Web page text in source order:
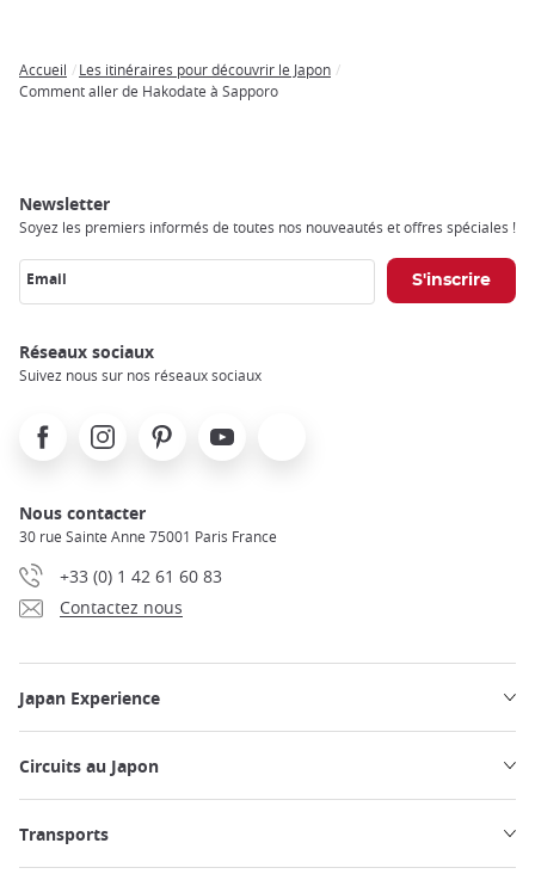
Breadcrumb
Accueil
Les itinéraires pour découvrir le Japon
Comment aller de Hakodate à Sapporo
Newsletter
Soyez les premiers informés de toutes nos nouveautés et offres spéciales !
Email
Réseaux sociaux
Suivez nous sur nos réseaux sociaux
FacebookInstagramPinterest Youtube
Nous contacter
30 rue Sainte Anne 75001 Paris France
+33 (0) 1 42 61 60 83
Contactez nous
Japan Experience
Circuits au Japon
Transports